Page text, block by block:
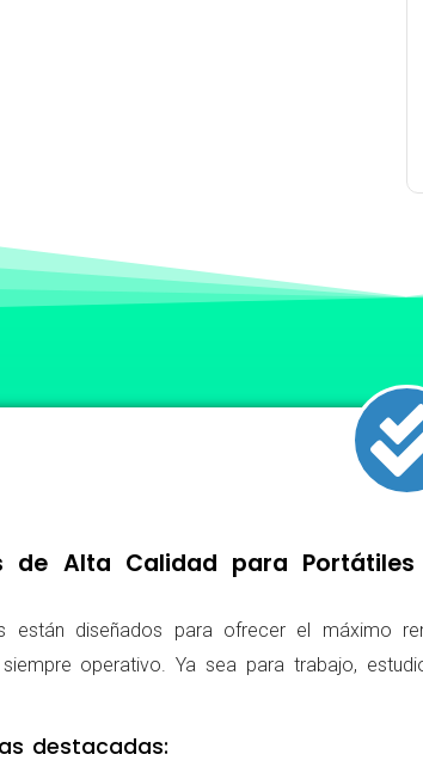
de Alta Calidad para
están diseñados para ofrecer el máximo
operativo. Ya sea para trabajo,
destacadas: